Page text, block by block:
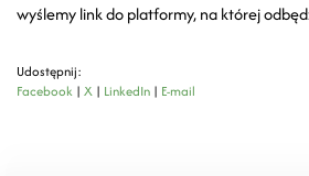
wyślemy link do platformy, na której
Udostępnij:
Facebook | X | LinkedIn | E-mail